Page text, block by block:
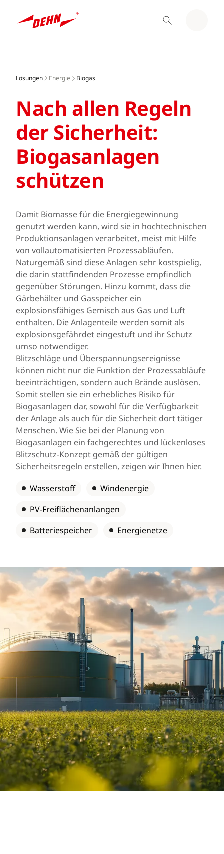
content
EINLOGGEN / REGISTRIEREN
Lösungen Energie Biogas
Nach allen Regeln
der Sicherheit:
Biogasanlagen
schützen
Damit Biomasse für die Energiegewinnung
genutzt werden kann, wird sie in hochtechnischen
Produktionsanlagen verarbeitet, meist mit Hilfe
von vollautomatisierten Prozessabläufen.
Naturgemäß sind diese Anlagen sehr kostspielig,
die darin stattfindenden Prozesse empfindlich
gegenüber Störungen. Hinzu kommt, dass die
Gärbehälter und Gasspeicher ein
explosionsfähiges Gemisch aus Gas und Luft
enthalten. Die Anlagenteile werden somit als
explosionsgefährdet eingestuft und ihr Schutz
umso notwendiger.
Blitzschläge und Überspannungsereignisse
können nicht nur die Funktion der Prozessabläufe
beeinträchtigen, sondern auch Brände auslösen.
Somit stellen sie ein erhebliches Risiko für
Biogasanlagen dar, sowohl für die Verfügbarkeit
der Anlage als auch für die Sicherheit dort tätiger
Menschen. Wie Sie bei der Planung von
Biogasanlagen ein fachgerechtes und lückenloses
Blitzschutz-Konzept gemäß der gültigen
Sicherheitsregeln erstellen, zeigen wir Ihnen hier.
Wasserstoff
Windenergie
PV-Freiflächenanlangen
Batteriespeicher
Energienetze